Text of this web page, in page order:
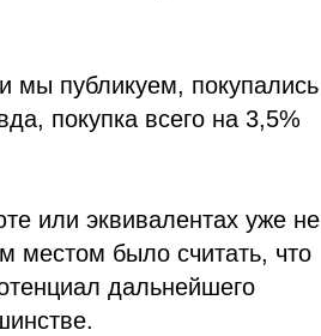
мы публикуем, покупались
покупка всего на 3,5%
или эквивалентах уже не
местом было считать, что
дальнейшего